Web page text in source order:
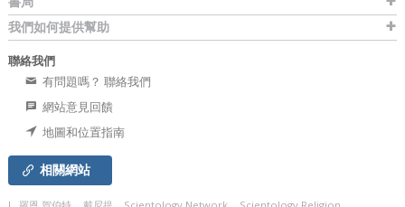
我們如何提供幫助
聯絡我們
有問題嗎？ 聯絡我們
網站意見回饋
地圖和位置指南
相關網站